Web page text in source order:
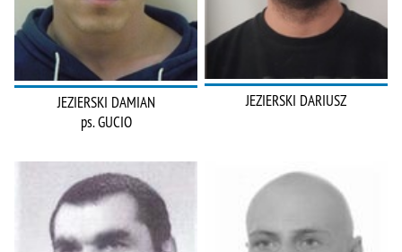
JEZIERSKI DAMIAN
ps. GUCIO
JEZIERSKI DARIUSZ